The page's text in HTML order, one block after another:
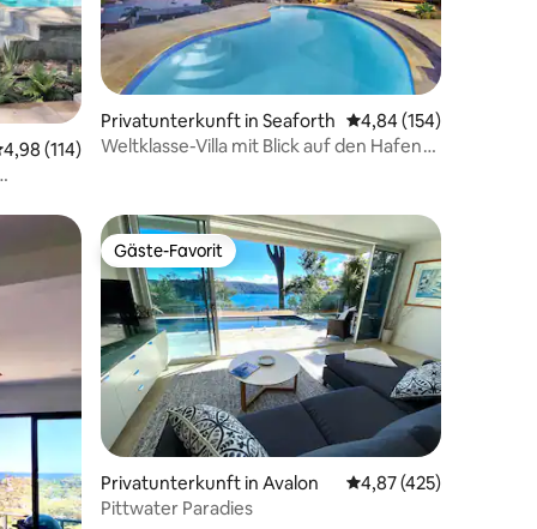
Bewertungen
Bewertung: 4,98 von 5, 114 Bewertungen
4,98 (114)
Privatunterkunft in Seaforth Durchschnittliche
4,84 (154)
Weltklasse-Villa mit Blick auf den Hafen
Bewertungen
Gäste-Favorit
Gäste-Favorit
Privatunterkunft in Avalon Durchschnittliche
4,87 (425)
Pittwater Paradies